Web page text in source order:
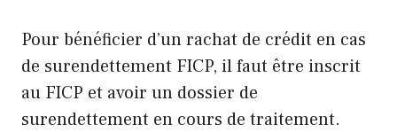
Pour bénéficier d’un rachat de crédit en cas
de surendettement FICP, il faut être inscrit
au FICP et avoir un dossier de
surendettement en cours de traitement.